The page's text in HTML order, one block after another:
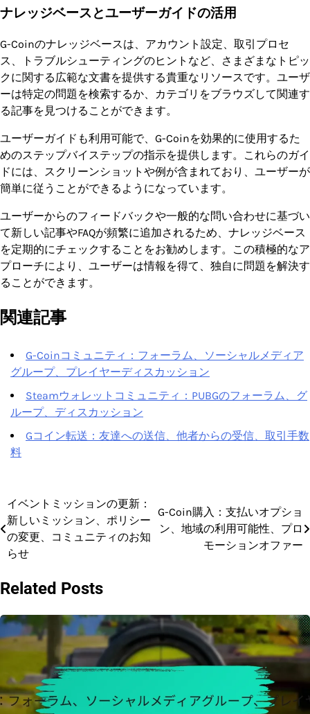
ナレッジベースとユーザーガイドの活用
G-Coinのナレッジベースは、アカウント設定、取引プロセ
ス、トラブルシューティングのヒントなど、さまざまなトピッ
クに関する広範な文書を提供する貴重なリソースです。ユーザ
ーは特定の問題を検索するか、カテゴリをブラウズして関連す
る記事を見つけることができます。
ユーザーガイドも利用可能で、G-Coinを効果的に使用するた
めのステップバイステップの指示を提供します。これらのガイ
ドには、スクリーンショットや例が含まれており、ユーザーが
簡単に従うことができるようになっています。
ユーザーからのフィードバックや一般的な問い合わせに基づい
て新しい記事やFAQが頻繁に追加されるため、ナレッジベース
を定期的にチェックすることをお勧めします。この積極的なア
プローチにより、ユーザーは情報を得て、独自に問題を解決す
ることができます。
関連記事
G-Coinコミュニティ：フォーラム、ソーシャルメディア
グループ、プレイヤーディスカッション
Steamウォレットコミュニティ：PUBGのフォーラム、グ
ループ、ディスカッション
Gコイン転送：友達への送信、他者からの受信、取引手数
料
Post
navigation
イベントミッションの更新：
新しいミッション、ポリシー
の変更、コミュニティのお知
らせ
G-Coin購入：支払いオプショ
ン、地域の利用可能性、プロ
モーションオファー
Related Posts